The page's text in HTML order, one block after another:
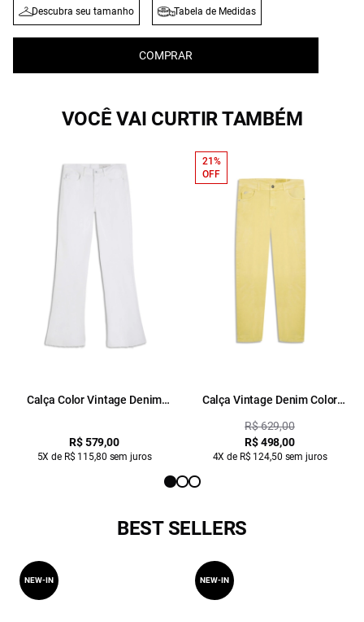
Descubra seu tamanho Tabela de Medidas
COMPRAR
VOCÊ VAI CURTIR TAMBÉM
Calça Color Vintage Denim
R$ 579,00
5X de R$ 115,80 sem juros
Calça Vintage Denim Color
R$ 629,00
R$ 498,00
4X de R$ 124,50 sem juros
21%
OFF
BEST SELLERS
NEW-IN NEW-IN